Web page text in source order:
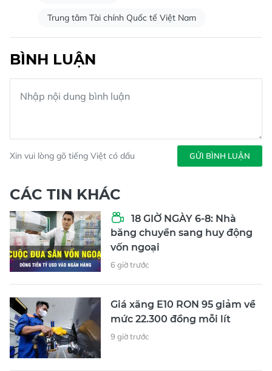
Trung tâm Tài chính Quốc tế Việt Nam
BÌNH LUẬN
Xin vui lòng gõ tiếng Việt có dấu GỬI BÌNH LUẬN
CÁC TIN KHÁC
18 GIỜ NGÀY 6-8: Nhà
băng chuyển sang huy động
vốn ngoại
6 giờ trước
Giá xăng E10 RON 95 giảm về
mức 22.300 đồng mỗi lít
9 giờ trước